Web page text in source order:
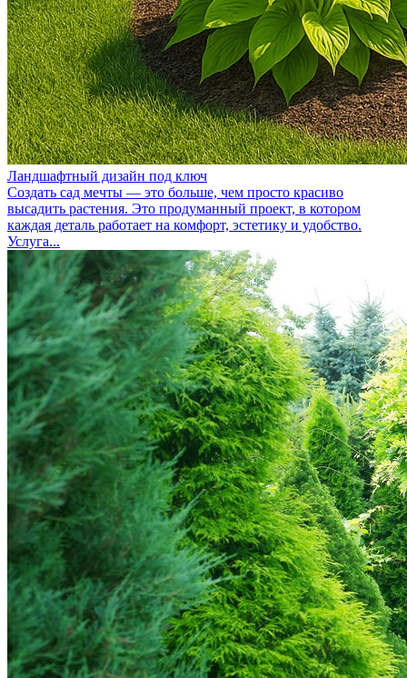
Ландшафтный дизайн под ключ
Создать сад мечты — это больше, чем просто красиво
высадить растения. Это продуманный проект, в котором
каждая деталь работает на комфорт, эстетику и удобство.
Услуга...